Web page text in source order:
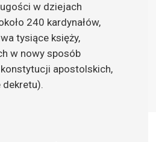
w dziejach
240 kardynałów,
tysiące księży,
w nowy sposób
apostolskich,